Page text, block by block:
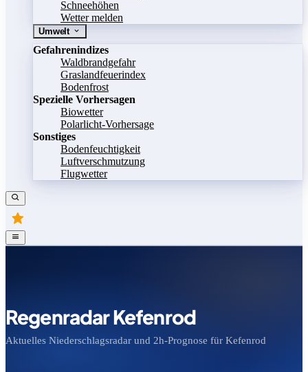
Schneehöhen
Wetter melden
Umwelt
Gefahrenindizes
Waldbrandgefahr
Graslandfeuerindex
Bodenfrost
Spezielle Vorhersagen
Biowetter
Polarlicht-Vorhersage
Sonstiges
Bodenfeuchtigkeit
Luftverschmutzung
Flugwetter
Regenradar Kefenrod
Aktuelles Niederschlagsradar und 2h-Prognose für Kefenrod